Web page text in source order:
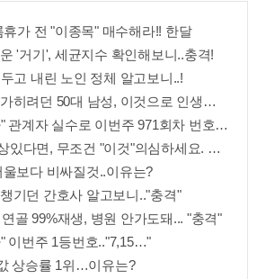
가 전 "이종목" 매수해라!! 한달
'거기', 세균지수 확인해보니..충격!
고 내린 노인 정체 알고보니..!
빚더미에 삶을 포가히려던 50대 남성, 이것으로 인생역전
"한국로또 망했다" 관계자 실수로 이번주 971회차 번호 6자리 공개!? 꼭 확인해라!
역류성식도염 증상있다면, 무조건 "이것"의심하세요. 간단치료법 나왔다!
보다 비싸질것..이유는?
기던 간호사 알고보니.."충격"
골 99%재생, 병원 안가도돼... "충격"
이번주 1등번호.."7,15…"
상승률 1위…이유는?